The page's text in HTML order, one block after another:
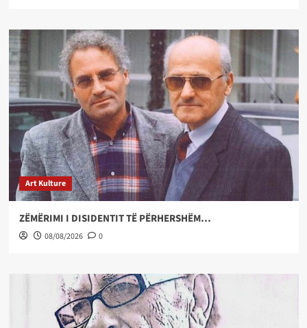
Art Kulture
ZËMËRIMI I DISIDENTIT TË PËRHERSHËM…
08/08/2026 0